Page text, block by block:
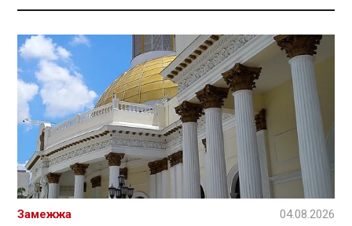
Замежжа 04.08.2026